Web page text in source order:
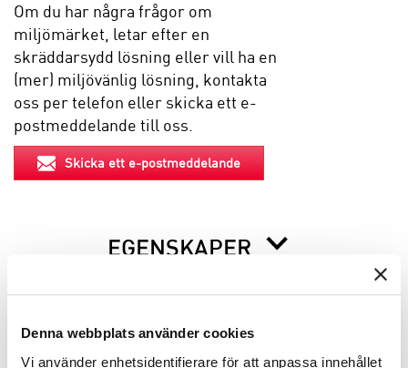
Denna webbplats använder cookies
Vi använder enhetsidentifierare för att anpassa innehållet
Om du har några frågor om
miljömärket, letar efter en
skräddarsydd lösning eller vill ha en
(mer) miljövänlig lösning, kontakta
oss per telefon eller skicka ett e-
postmeddelande till oss.
Skicka ett e-postmeddelande
EGENSKAPER